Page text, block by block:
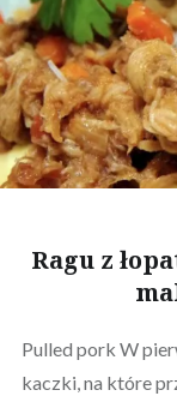
Ragu z
Pulled pork W
kaczki, na które